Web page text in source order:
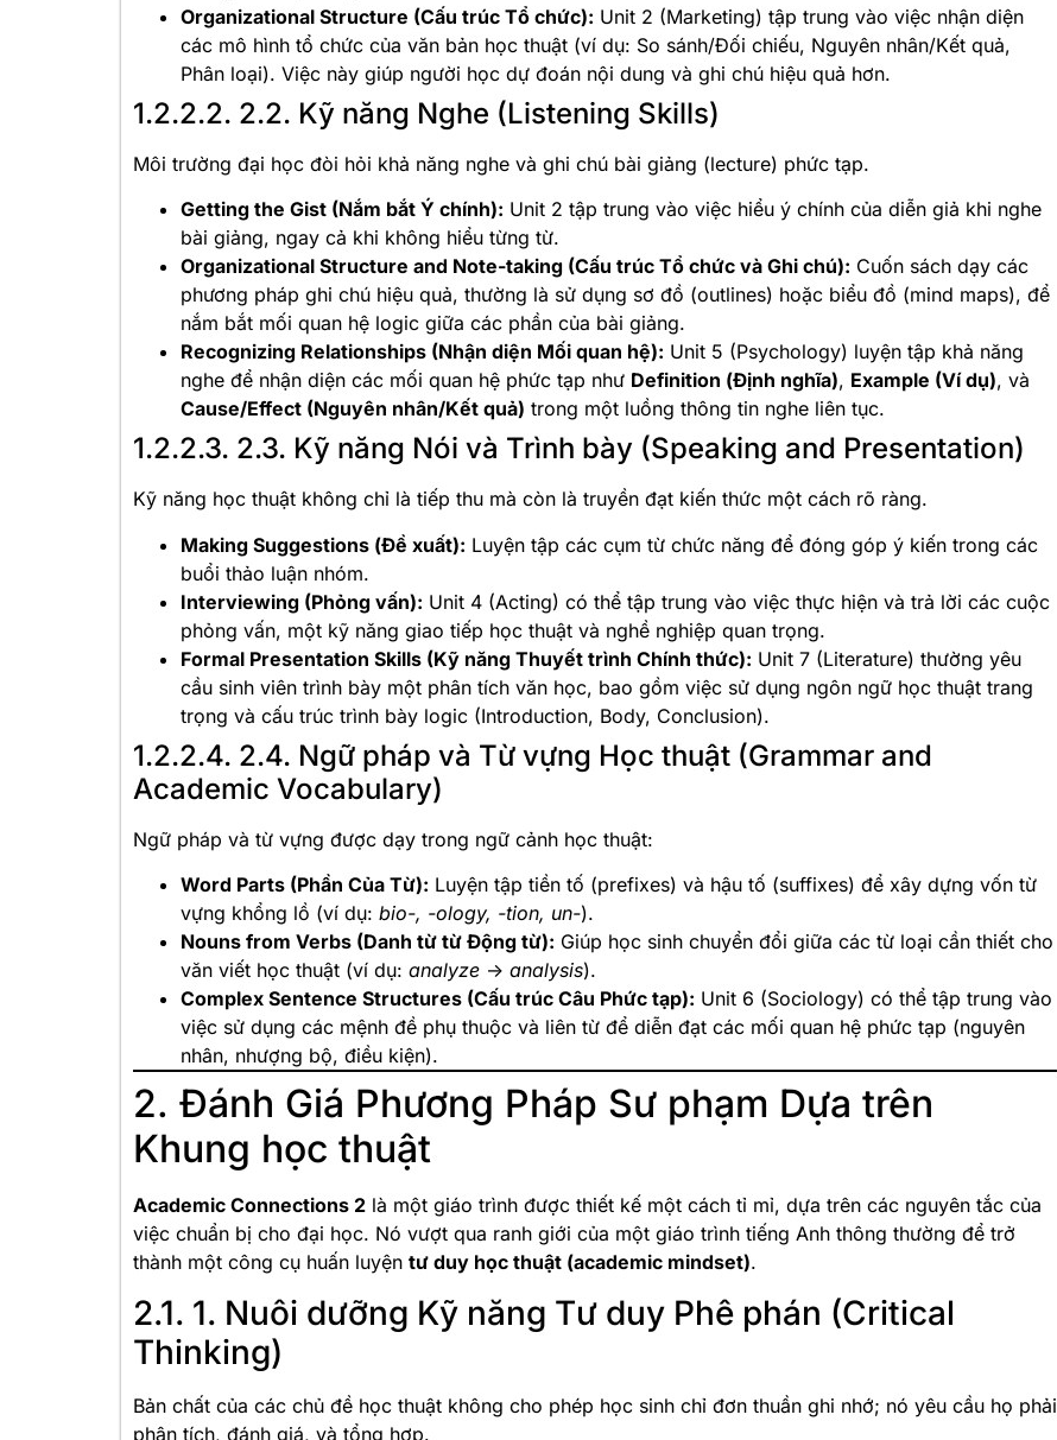
Organizational Structure (Cấu trúc Tổ chức): Unit 2 (Marketing) tập trung vào việc nhận diện
các mô hình tổ chức của văn bản học thuật (ví dụ: So sánh/Đối chiếu, Nguyên nhân/Kết quả,
Phân loại). Việc này giúp người học dự đoán nội dung và ghi chú hiệu quả hơn.
1.2.2.2. 2.2. Kỹ năng Nghe (Listening Skills)
Môi trường đại học đòi hỏi khả năng nghe và ghi chú bài giảng (lecture) phức tạp.
Getting the Gist (Nắm bắt Ý chính): Unit 2 tập trung vào việc hiểu ý chính của diễn giả khi nghe
bài giảng, ngay cả khi không hiểu từng từ.
Organizational Structure and Note-taking (Cấu trúc Tổ chức và Ghi chú): Cuốn sách dạy các
phương pháp ghi chú hiệu quả, thường là sử dụng sơ đồ (outlines) hoặc biểu đồ (mind maps), để
nắm bắt mối quan hệ logic giữa các phần của bài giảng.
Recognizing Relationships (Nhận diện Mối quan hệ): Unit 5 (Psychology) luyện tập khả năng
nghe để nhận diện các mối quan hệ phức tạp như Definition (Định nghĩa), Example (Ví dụ), và
Cause/Effect (Nguyên nhân/Kết quả) trong một luồng thông tin nghe liên tục.
1.2.2.3. 2.3. Kỹ năng Nói và Trình bày (Speaking and Presentation)
Kỹ năng học thuật không chỉ là tiếp thu mà còn là truyền đạt kiến thức một cách rõ ràng.
Making Suggestions (Đề xuất): Luyện tập các cụm từ chức năng để đóng góp ý kiến trong các
buổi thảo luận nhóm.
Interviewing (Phỏng vấn): Unit 4 (Acting) có thể tập trung vào việc thực hiện và trả lời các cuộc
phỏng vấn, một kỹ năng giao tiếp học thuật và nghề nghiệp quan trọng.
Formal Presentation Skills (Kỹ năng Thuyết trình Chính thức): Unit 7 (Literature) thường yêu
cầu sinh viên trình bày một phân tích văn học, bao gồm việc sử dụng ngôn ngữ học thuật trang
trọng và cấu trúc trình bày logic (Introduction, Body, Conclusion).
1.2.2.4. 2.4. Ngữ pháp và Từ vựng Học thuật (Grammar and
Academic Vocabulary)
Ngữ pháp và từ vựng được dạy trong ngữ cảnh học thuật:
Word Parts (Phần Của Từ): Luyện tập tiền tố (prefixes) và hậu tố (suffixes) để xây dựng vốn từ
vựng khổng lồ (ví dụ: bio-, -ology, -tion, un-).
Nouns from Verbs (Danh từ từ Động từ): Giúp học sinh chuyển đổi giữa các từ loại cần thiết cho
văn viết học thuật (ví dụ: analyze -> analysis).
Complex Sentence Structures (Cấu trúc Câu Phức tạp): Unit 6 (Sociology) có thể tập trung vào
việc sử dụng các mệnh đề phụ thuộc và liên từ để diễn đạt các mối quan hệ phức tạp (nguyên
nhân, nhượng bộ, điều kiện).
2. Đánh Giá Phương Pháp Sư phạm Dựa trên
Khung học thuật
Academic Connections 2 là một giáo trình được thiết kế một cách tỉ mỉ, dựa trên các nguyên tắc của
việc chuẩn bị cho đại học. Nó vượt qua ranh giới của một giáo trình tiếng Anh thông thường để trở
thành một công cụ huấn luyện tư duy học thuật (academic mindset).
2.1. 1. Nuôi dưỡng Kỹ năng Tư duy Phê phán (Critical
Thinking)
Bản chất của các chủ đề học thuật không cho phép học sinh chỉ đơn thuần ghi nhớ; nó yêu cầu họ phải
phân tích, đánh giá, và tổng hợp.